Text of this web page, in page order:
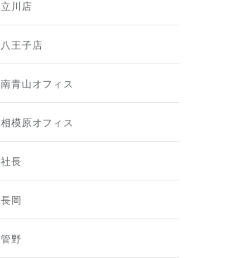
立川店
八王子店
南青山オフィス
相模原オフィス
社長
長岡
管野